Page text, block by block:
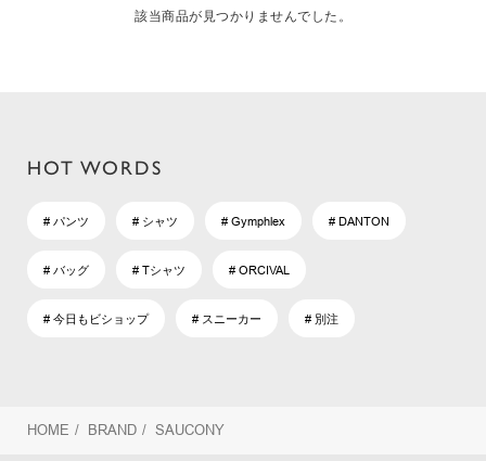
該当商品が見つかりませんでした。
HOT WORDS
# パンツ # シャツ # Gymphlex # DANTON
# バッグ # Tシャツ # ORCIVAL
# 今日もビショップ # スニーカー # 別注
HOME / BRAND / SAUCONY